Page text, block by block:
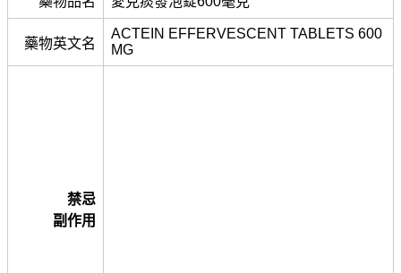
藥物英文名
ACTEIN EFFERVESCENT TABLETS 600
MG
禁忌
副作用